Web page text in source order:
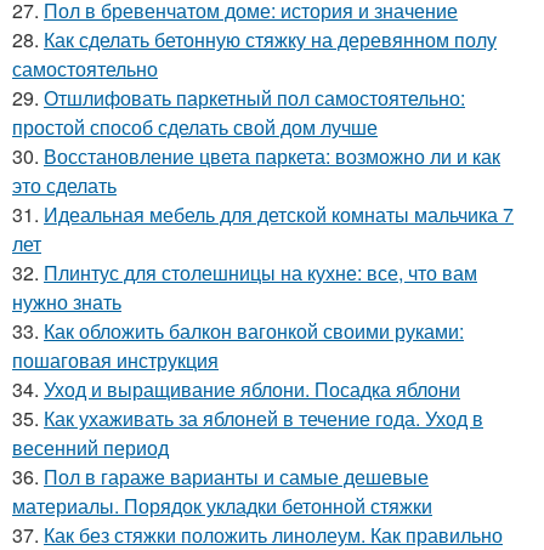
27. Пол в бревенчатом доме: история и значение
28. Как сделать бетонную стяжку на деревянном полу
самостоятельно
29. Отшлифовать паркетный пол самостоятельно:
простой способ сделать свой дом лучше
30. Восстановление цвета паркета: возможно ли и как
это сделать
31. Идеальная мебель для детской комнаты мальчика 7
лет
32. Плинтус для столешницы на кухне: все, что вам
нужно знать
33. Как обложить балкон вагонкой своими руками:
пошаговая инструкция
34. Уход и выращивание яблони. Посадка яблони
35. Как ухаживать за яблоней в течение года. Уход в
весенний период
36. Пол в гараже варианты и самые дешевые
материалы. Порядок укладки бетонной стяжки
37. Как без стяжки положить линолеум. Как правильно